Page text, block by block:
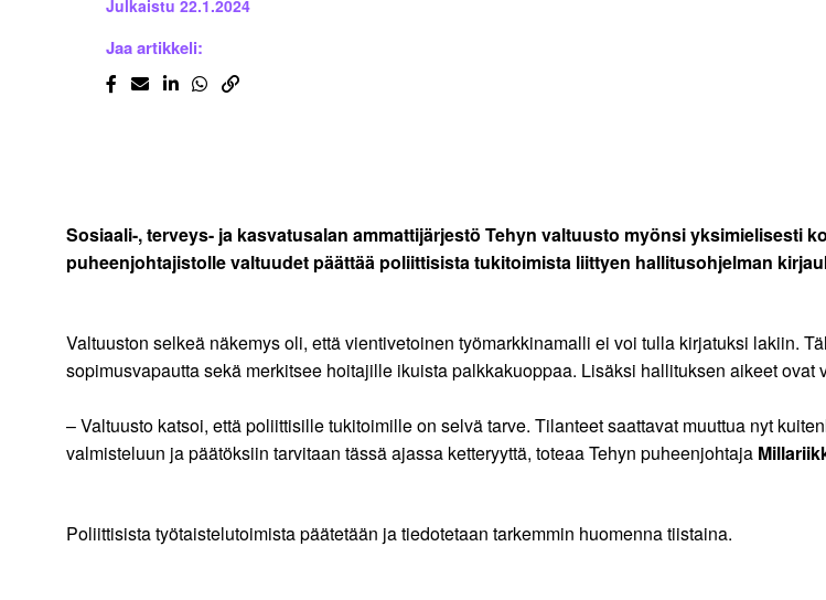
Julkaistu 22.1.2024
Jaa artikkeli:
Sosiaali-, terveys- ja kasvatusalan ammattijärjestö Tehyn valtuusto myönsi yksimielisesti
puheenjohtajistolle valtuudet päättää poliittisista tukitoimista liittyen hallitusohjelman
Valtuuston selkeä näkemys oli, että vientivetoinen työmarkkinamalli ei voi tulla kirjatuksi lakiin.
sopimusvapautta sekä merkitsee hoitajille ikuista palkkakuoppaa. Lisäksi hallituksen aikeet
– Valtuusto katsoi, että poliittisille tukitoimille on selvä tarve. Tilanteet saattavat muuttua nyt
valmisteluun ja päätöksiin tarvitaan tässä ajassa ketteryyttä, toteaa Tehyn puheenjohtaja
Poliittisista työtaistelutoimista päätetään ja tiedotetaan tarkemmin huomenna tiistaina.